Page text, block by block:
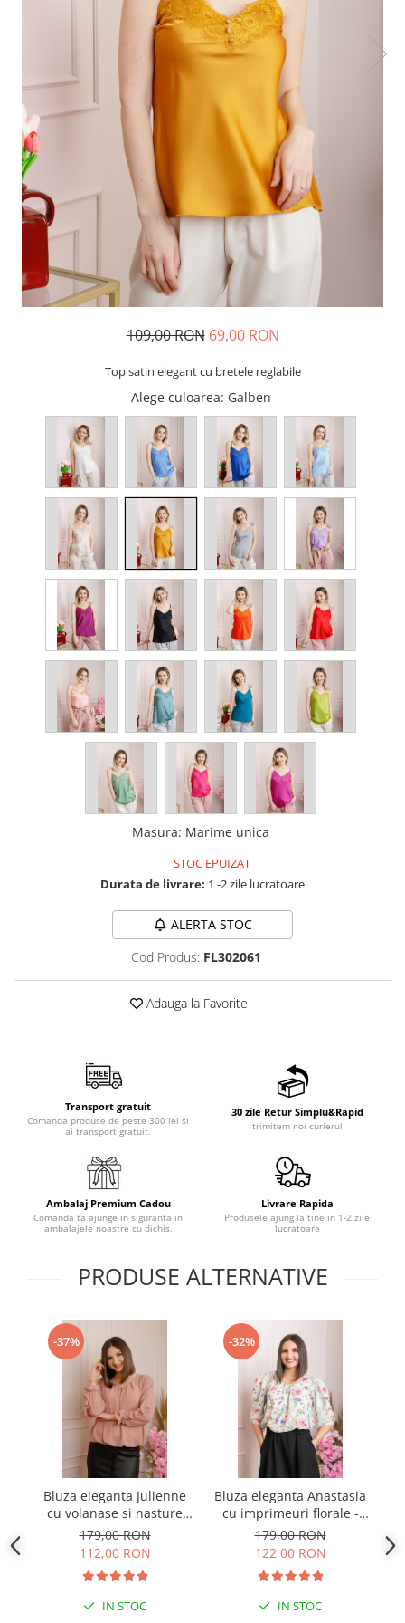
109,00 RON 69,00 RON
Top satin elegant cu bretele reglabile
Alege culoarea: Galben
Masura: Marime unica
STOC EPUIZAT
Durata de livrare: 1 -2 zile lucratoare
ALERTA STOC
Cod Produs: FL302061
Adauga la Favorite
Transport gratuit
Comanda produse de peste 300 lei si
ai transport gratuit.
30 zile Retur Simplu&Rapid
trimitem noi curierul
Ambalaj Premium Cadou
Comanda ta ajunge in siguranta in
ambalajele noastre cu dichis.
Livrare Rapida
Produsele ajung la tine in 1-2 zile
lucratoare
PRODUSE ALTERNATIVE
-37%
Bluza eleganta Julienne
cu volanase si nasture
stilizat - Roz pudrat
179,00 RON
112,00 RON
IN STOC
-32%
Bluza eleganta Anastasia
cu imprimeuri florale -
Ivoire
179,00 RON
122,00 RON
IN STOC